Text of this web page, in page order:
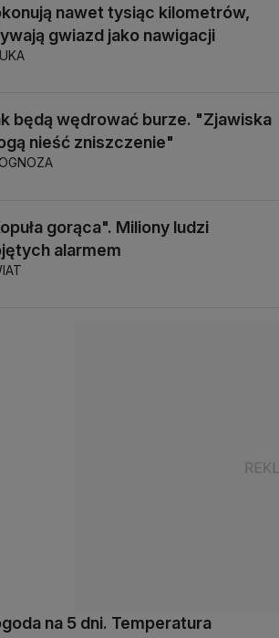
nawet tysiąc kilometrów,
gwiazd jako nawigacji
będą wędrować burze. "Zjawiska
nieść zniszczenie"
gorąca". Miliony ludzi
alarmem
na 5 dni. Temperatura